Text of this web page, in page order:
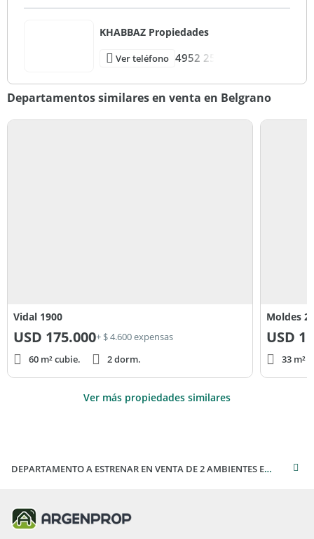
KHABBAZ Propiedades
Ver teléfono 4952 25
Departamentos similares en venta en Belgrano
Vidal 1900
USD 175.000+ $ 4.600 expensas
60 m² cubie.
2 dorm.
Moldes
USD
33 m²
Ver más propiedades similares
DEPARTAMENTO A ESTRENAR EN VENTA DE 2 AMBIENTES EN BELGRANO AVENIDA LIBERTADOR DE CATEGORIA